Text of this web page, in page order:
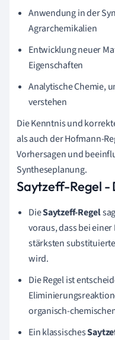
Anwendung in der
Agrarchemikalien
Entwicklung neuer
Eigenschaften
Analytische Chemie,
verstehen
Die Kenntnis und
als auch der Hofmann-
Vorhersagen und
Syntheseplanung.
Saytzeff-Regel -
DieSaytzeff-Regel
voraus, dass bei
stärksten
wird.
Die Regel ist
organisch-
Ein klassisches